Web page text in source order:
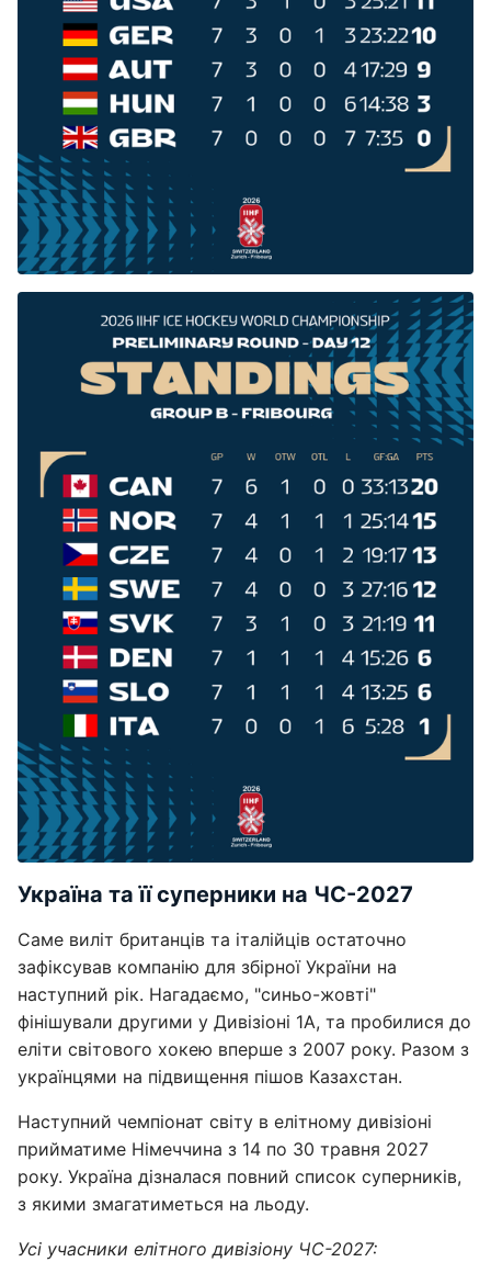
Україна та її суперники на ЧС-2027
Саме виліт британців та італійців остаточно
зафіксував компанію для збірної України на
наступний рік. Нагадаємо, "синьо-жовті"
фінішували другими у Дивізіоні 1A, та пробилися до
еліти світового хокею вперше з 2007 року. Разом з
українцями на підвищення пішов Казахстан.
Наступний чемпіонат світу в елітному дивізіоні
прийматиме Німеччина з 14 по 30 травня 2027
року. Україна дізналася повний список суперників,
з якими змагатиметься на льоду.
Усі учасники елітного дивізіону ЧС-2027: